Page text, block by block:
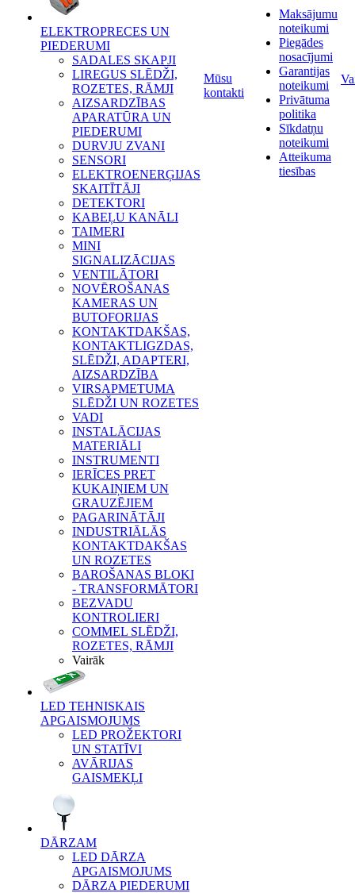
ELEKTROPRECES UN
PIEDERUMI
SADALES SKAPJI
LIREGUS SLĒDŽI,
ROZETES, RĀMJI
AIZSARDZĪBAS
APARATŪRA UN
PIEDERUMI
DURVJU ZVANI
SENSORI
ELEKTROENERĢIJAS
SKAITĪTĀJI
DETEKTORI
KABEĻU KANĀLI
TAIMERI
MINI
SIGNALIZĀCIJAS
VENTILĀTORI
NOVĒROŠANAS
KAMERAS UN
BUTOFORIJAS
KONTAKTDAKŠAS,
KONTAKTLIGZDAS,
SLĒDŽI, ADAPTERI,
AIZSARDZĪBA
VIRSAPMETUMA
SLĒDŽI UN ROZETES
VADI
INSTALĀCIJAS
MATERIĀLI
INSTRUMENTI
IERĪCES PRET
KUKAIŅIEM UN
GRAUZĒJIEM
PAGARINĀTĀJI
INDUSTRIĀLĀS
KONTAKTDAKŠAS
UN ROZETES
BAROŠANAS BLOKI
- TRANSFORMĀTORI
BEZVADU
KONTROLIERI
COMMEL SLĒDŽI,
ROZETES, RĀMJI
Vairāk
LED TEHNISKAIS
APGAISMOJUMS
LED PROŽEKTORI
UN STATĪVI
AVĀRIJAS
GAISMEKĻI
DĀRZAM
LED DĀRZA
APGAISMOJUMS
DĀRZA PIEDERUMI
Mūsu
kontakti
Maksājumu
noteikumi
Piegādes
nosacījumi
Garantijas
noteikumi
Privātuma
politika
Sīkdatņu
noteikumi
Atteikuma
tiesības